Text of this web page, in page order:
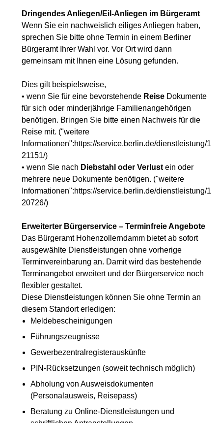
Dringendes Anliegen/Eil-Anliegen im Bürgeramt
Wenn Sie ein nachweislich eiliges Anliegen haben,
sprechen Sie bitte ohne Termin in einem Berliner
Bürgeramt Ihrer Wahl vor. Vor Ort wird dann
gemeinsam mit Ihnen eine Lösung gefunden.
Dies gilt beispielsweise,
• wenn Sie für eine bevorstehende Reise Dokumente
für sich oder minderjährige Familienangehörigen
benötigen. Bringen Sie bitte einen Nachweis für die
Reise mit. ("weitere
Informationen":https://service.berlin.de/dienstleistung/1
21151/)
• wenn Sie nach Diebstahl oder Verlust ein oder
mehrere neue Dokumente benötigen. ("weitere
Informationen":https://service.berlin.de/dienstleistung/1
20726/)
Erweiterter Bürgerservice – Terminfreie Angebote
Das Bürgeramt Hohenzollerndamm bietet ab sofort
ausgewählte Dienstleistungen ohne vorherige
Terminvereinbarung an. Damit wird das bestehende
Terminangebot erweitert und der Bürgerservice noch
flexibler gestaltet.
Diese Dienstleistungen können Sie ohne Termin an
diesem Standort erledigen:
Meldebescheinigungen
Führungszeugnisse
Gewerbezentralregisterauskünfte
PIN-Rücksetzungen (soweit technisch möglich)
Abholung von Ausweisdokumenten
(Personalausweis, Reisepass)
Beratung zu Online-Dienstleistungen und